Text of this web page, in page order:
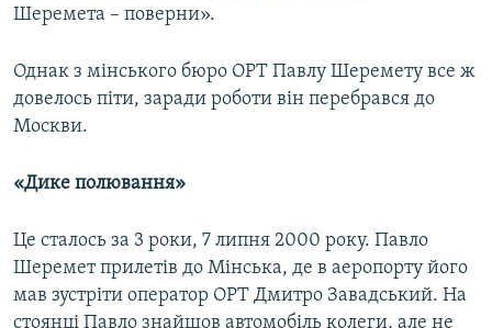
Шеремета – поверни».
Однак з мінського бюро ОРТ Павлу Шеремету все ж
довелось піти, заради роботи він перебрався до
Москви.
«Дике полювання»
Це сталось за 3 роки, 7 липня 2000 року. Павло
Шеремет прилетів до Мінська, де в аеропорту його
мав зустріти оператор ОРТ Дмитро Завадський. На
стоянці Павло знайшов автомобіль колеги, але не